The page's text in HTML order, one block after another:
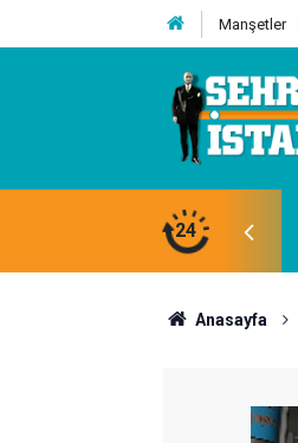
Manşetler
24
Anasayfa